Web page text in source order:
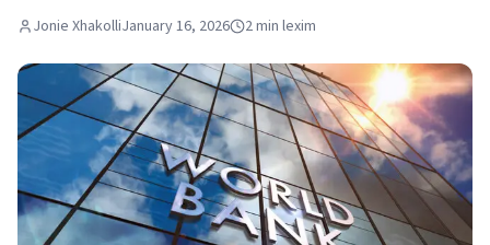
Jonie XhakolliJanuary 16, 2026 2min lexim